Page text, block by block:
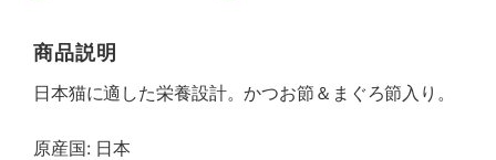
商品説明
日本猫に適した栄養設計。かつお節＆まぐろ節入り。
原産国: 日本